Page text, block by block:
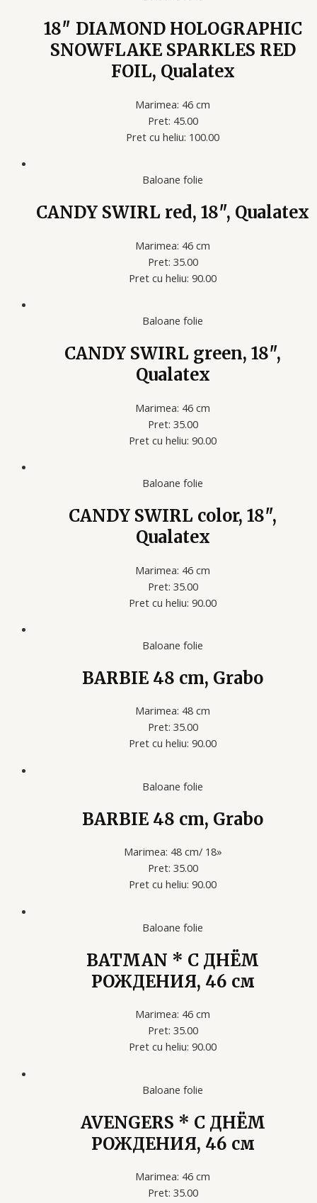
18″ DIAMOND HOLOGRAPHIC
SNOWFLAKE SPARKLES RED
FOIL, Qualatex
Marimea: 46 cm
Pret: 45.00
Pret cu heliu: 100.00
Baloane folie
CANDY SWIRL red, 18″, Qualatex
Marimea: 46 cm
Pret: 35.00
Pret cu heliu: 90.00
Baloane folie
CANDY SWIRL green, 18″,
Qualatex
Marimea: 46 cm
Pret: 35.00
Pret cu heliu: 90.00
Baloane folie
CANDY SWIRL color, 18″,
Qualatex
Marimea: 46 cm
Pret: 35.00
Pret cu heliu: 90.00
Baloane folie
BARBIE 48 cm, Grabo
Marimea: 48 cm
Pret: 35.00
Pret cu heliu: 90.00
Baloane folie
BARBIE 48 cm, Grabo
Marimea: 48 cm/ 18»
Pret: 35.00
Pret cu heliu: 90.00
Baloane folie
BATMAN * С ДНЁМ
РОЖДЕНИЯ, 46 см
Marimea: 46 cm
Pret: 35.00
Pret cu heliu: 90.00
Baloane folie
AVENGERS * С ДНЁМ
РОЖДЕНИЯ, 46 см
Marimea: 46 cm
Pret: 35.00